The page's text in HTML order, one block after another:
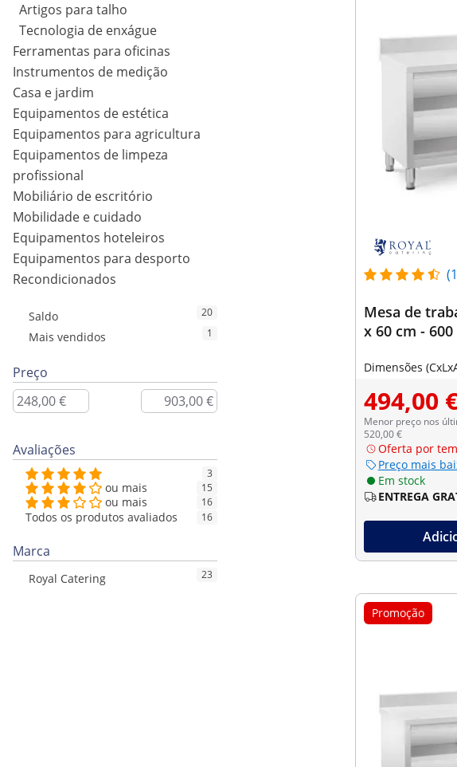
Artigos para talho
Tecnologia de enxágue
Ferramentas para oficinas
Instrumentos de medição
Casa e jardim
Equipamentos de estética
Equipamentos para agricultura
Equipamentos de limpeza
profissional
Mobiliário de escritório
Mobilidade e cuidado
Equipamentos hoteleiros
Equipamentos para desporto
Recondicionados
Saldo 20
Mais vendidos 1
Preço
Avaliações
3
ou mais 15
ou mais 16
Todos os produtos avaliados 16
Marca
Royal Catering 23
Mesa de
x 60 cm -
Dimensões
494,00
Menor preço nos
520,00 €
Oferta por
Preço mais
Em stock
ENTREGA
Promoção